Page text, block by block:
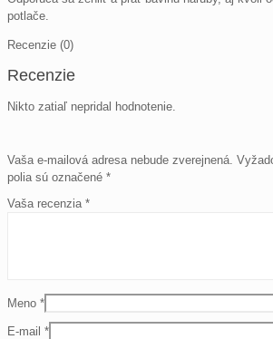
potlače.
Recenzie (0)
Recenzie
Nikto zatiaľ nepridal hodnotenie.
Vaša e-mailová adresa nebude zverejnená.
polia sú označené *
Vaša recenzia *
Meno *
E-mail *